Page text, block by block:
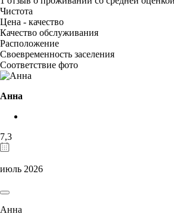
Чистота
Цена - качество
Качество обслуживания
Расположение
Своевременность заселения
Соответствие фото
Анна
7,3
июль 2026
Анна